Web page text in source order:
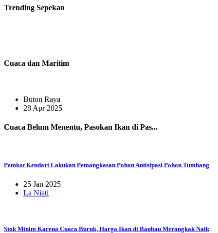
Trending Sepekan
Cuaca dan Maritim
Buton Raya
28 Apr 2025
Cuaca Belum Menentu, Pasokan Ikan di Pas...
Pemkot Kendari Lakukan Pemangkasan Pohon Antisipasi Pohon Tumbang
25 Jan 2025
La Niati
Stok Minim Karena Cuaca Buruk, Harga Ikan di Baubau Merangkak Naik